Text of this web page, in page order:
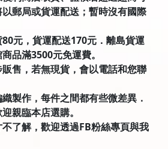
郵局或貨運配送；暫時沒有國際
元，貨運配送170元．離島貨運
品滿3500元免運費。
售，若無現貨，會以電話和您聯
製作，每件之間都有些微差異．
親臨本店選購。
了解，歡迎透過FB粉絲專頁與我